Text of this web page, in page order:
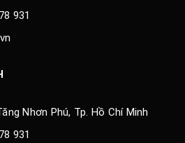
931
Nhơn Phú, Tp. Hồ Chí Minh
931